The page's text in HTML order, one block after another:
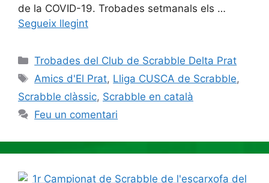
de la COVID-19. Trobades setmanals els …
Segueix llegint
Categories
Trobades del Club de Scrabble Delta Prat
Etiquetes
Amics d'El Prat, Lliga CUSCA de Scrabble,
Scrabble clàssic, Scrabble en català
Feu un comentari